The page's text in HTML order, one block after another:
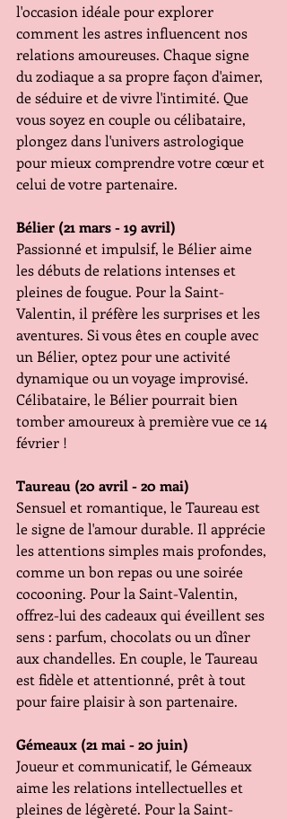
l'occasion idéale pour explorer
comment les astres influencent nos
relations amoureuses. Chaque signe
du zodiaque a sa propre façon d'aimer,
de séduire et de vivre l'intimité. Que
vous soyez en couple ou célibataire,
plongez dans l'univers astrologique
pour mieux comprendre votre cœur et
celui de votre partenaire.
Bélier (21 mars - 19 avril)
Passionné et impulsif, le Bélier aime
les débuts de relations intenses et
pleines de fougue. Pour la Saint-
Valentin, il préfère les surprises et les
aventures. Si vous êtes en couple avec
un Bélier, optez pour une activité
dynamique ou un voyage improvisé.
Célibataire, le Bélier pourrait bien
tomber amoureux à première vue ce 14
février !
Taureau (20 avril - 20 mai)
Sensuel et romantique, le Taureau est
le signe de l'amour durable. Il apprécie
les attentions simples mais profondes,
comme un bon repas ou une soirée
cocooning. Pour la Saint-Valentin,
offrez-lui des cadeaux qui éveillent ses
sens : parfum, chocolats ou un dîner
aux chandelles. En couple, le Taureau
est fidèle et attentionné, prêt à tout
pour faire plaisir à son partenaire.
Gémeaux (21 mai - 20 juin)
Joueur et communicatif, le Gémeaux
aime les relations intellectuelles et
pleines de légèreté. Pour la Saint-